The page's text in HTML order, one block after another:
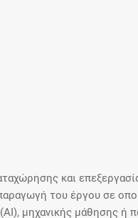
και
του έργου σε
μηχανικής μάθησης ή